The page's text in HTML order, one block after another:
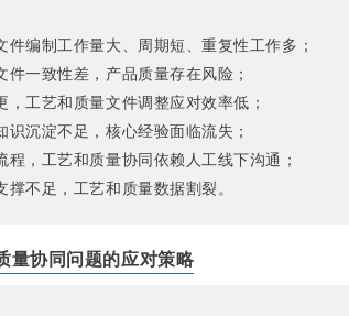
件编制工作量大、周期短、重复性工作多；
件一致性差，产品质量存在风险；
，工艺和质量文件调整应对效率低；
识沉淀不足，核心经验面临流失；
程，工艺和质量协同依赖人工线下沟通；
撑不足，工艺和质量数据割裂。
量协同问题的应对策略